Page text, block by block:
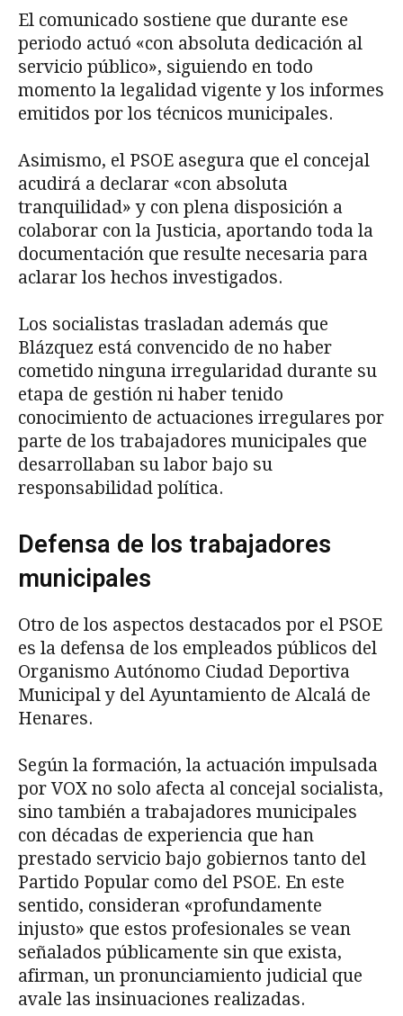
El comunicado sostiene que durante ese
periodo actuó «con absoluta dedicación al
servicio público», siguiendo en todo
momento la legalidad vigente y los informes
emitidos por los técnicos municipales.
Asimismo, el PSOE asegura que el concejal
acudirá a declarar «con absoluta
tranquilidad» y con plena disposición a
colaborar con la Justicia, aportando toda la
documentación que resulte necesaria para
aclarar los hechos investigados.
Los socialistas trasladan además que
Blázquez está convencido de no haber
cometido ninguna irregularidad durante su
etapa de gestión ni haber tenido
conocimiento de actuaciones irregulares por
parte de los trabajadores municipales que
desarrollaban su labor bajo su
responsabilidad política.
Defensa de los trabajadores
municipales
Otro de los aspectos destacados por el PSOE
es la defensa de los empleados públicos del
Organismo Autónomo Ciudad Deportiva
Municipal y del Ayuntamiento de Alcalá de
Henares.
Según la formación, la actuación impulsada
por VOX no solo afecta al concejal socialista,
sino también a trabajadores municipales
con décadas de experiencia que han
prestado servicio bajo gobiernos tanto del
Partido Popular como del PSOE. En este
sentido, consideran «profundamente
injusto» que estos profesionales se vean
señalados públicamente sin que exista,
afirman, un pronunciamiento judicial que
avale las insinuaciones realizadas.